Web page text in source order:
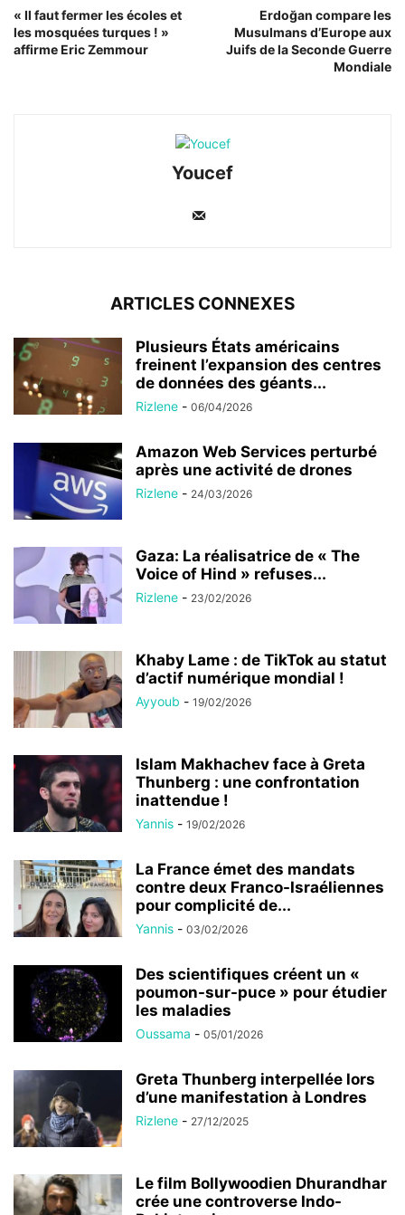
« Il faut fermer les écoles et
les mosquées turques ! »
affirme Eric Zemmour
Erdoğan compare les
Musulmans d’Europe aux
Juifs de la Seconde Guerre
Mondiale
Youcef
ARTICLES CONNEXES
Plusieurs États américains
freinent l’expansion des centres
de données des géants...
Rizlene - 06/04/2026
Amazon Web Services perturbé
après une activité de drones
Rizlene - 24/03/2026
Gaza: La réalisatrice de « The
Voice of Hind » refuses...
Rizlene - 23/02/2026
Khaby Lame : de TikTok au statut
d’actif numérique mondial !
Ayyoub - 19/02/2026
Islam Makhachev face à Greta
Thunberg : une confrontation
inattendue !
Yannis - 19/02/2026
La France émet des mandats
contre deux Franco-Israéliennes
pour complicité de...
Yannis - 03/02/2026
Des scientifiques créent un «
poumon-sur-puce » pour étudier
les maladies
Oussama - 05/01/2026
Greta Thunberg interpellée lors
d’une manifestation à Londres
Rizlene - 27/12/2025
Le film Bollywoodien Dhurandhar
crée une controverse Indo-